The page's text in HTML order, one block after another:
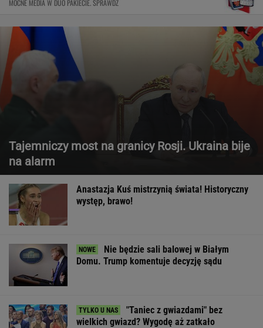
MOCNE MEDIA W DUO PAKIECIE. SPRAWDŹ
Tajemniczy most na granicy Rosji. Ukraina bije
na alarm
Anastazja Kuś mistrzynią świata! Historyczny
występ, brawo!
Nie będzie sali balowej w Białym
Domu. Trump komentuje decyzję sądu
"Taniec z gwiazdami" bez
wielkich gwiazd? Wygodę aż zatkało